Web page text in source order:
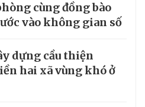
cùng đồng bào
vào không gian số
dựng cầu thiện
hai xã vùng khó ở